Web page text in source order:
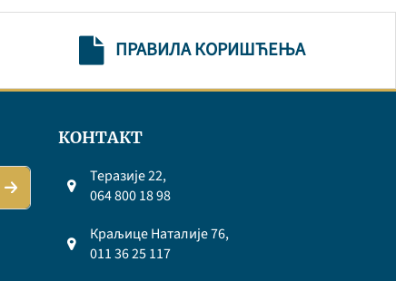
ПРАВИЛА КОРИШЋЕЊА
КОНТАКТ
Теразије 22,
064 800 18 98
Краљице Наталије 76,
011 36 25 117